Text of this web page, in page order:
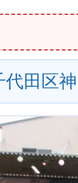
代田区